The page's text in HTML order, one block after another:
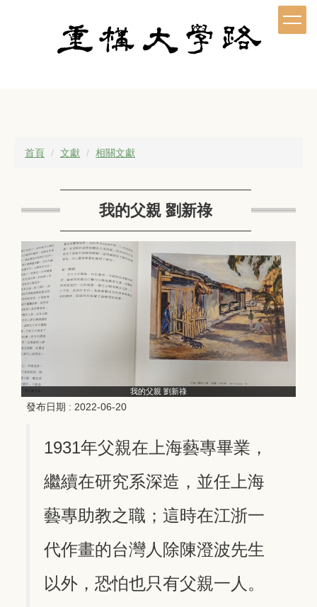
首頁 文獻 相關文獻
我的父親 劉新祿
我的父親 劉新祿
發布日期 : 2022-06-20
1931年父親在上海藝專畢業，
繼續在研究系深造，並任上海
藝專助教之職；這時在江浙一
代作畫的台灣人除陳澄波先生
以外，恐怕也只有父親一人。